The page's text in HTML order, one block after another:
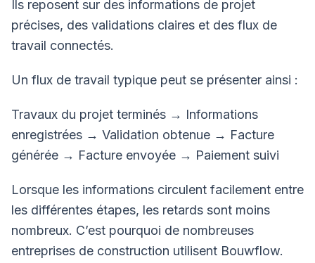
Ils reposent sur des informations de projet
précises, des validations claires et des flux de
travail connectés.
Un flux de travail typique peut se présenter ainsi :
Travaux du projet terminés → Informations
enregistrées → Validation obtenue → Facture
générée → Facture envoyée → Paiement suivi
Lorsque les informations circulent facilement entre
les différentes étapes, les retards sont moins
nombreux. C’est pourquoi de nombreuses
entreprises de construction utilisent Bouwflow.